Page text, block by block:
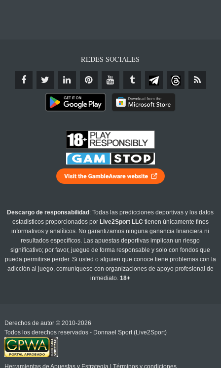
REDES SOCIALES
Descargo de responsabilidad : Todas las predicciones deportivas y los datos
estadísticos proporcionados por Live2Sport LLC tienen únicamente fines
informativos y analíticos. No garantizamos ninguna ganancia financiera ni
resultados específicos. Las apuestas deportivas implican un riesgo
significativo; por favor, juegue de forma responsable y solo con fondos que
pueda permitirse perder. Si usted o alguien que conoce tiene problemas con la
adicción al juego, comuníquese con organizaciones de apoyo profesional de
inmediato.18+
Derechos de autor © 2010-2026
Todos los derechos reservados - Donnael Sport (Live2Sport)